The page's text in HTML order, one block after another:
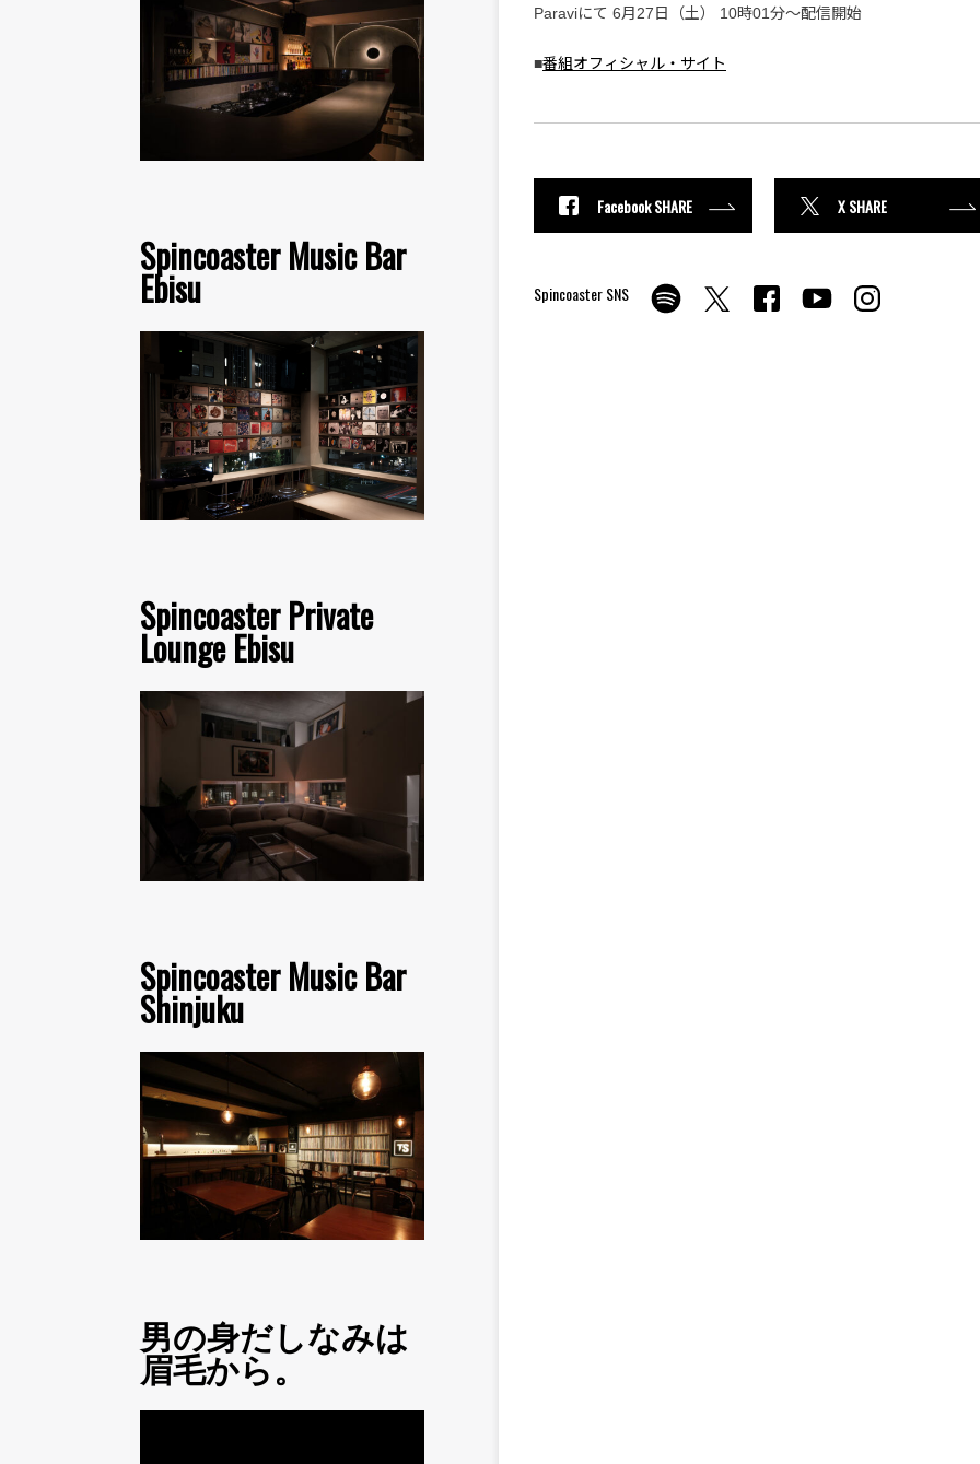
Spincoaster Music Bar
Ebisu
Spincoaster Private
Lounge Ebisu
Spincoaster Music Bar
Shinjuku
男の身だしなみは
眉毛から。
Paraviにて 6月27日（土） 10時01分～配信開始
■番組オフィシャル・サイト
Facebook SHARE X SHARE
Spincoaster SNS